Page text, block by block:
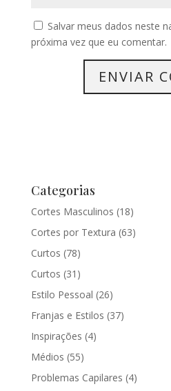
Salvar meus dados neste
próxima vez que eu comentar.
Categorias
Cortes Masculinos (18)
Cortes por Textura (63)
Curtos (78)
Curtos (31)
Estilo Pessoal (26)
Franjas e Estilos (37)
Inspirações (4)
Médios (55)
Problemas Capilares (4)